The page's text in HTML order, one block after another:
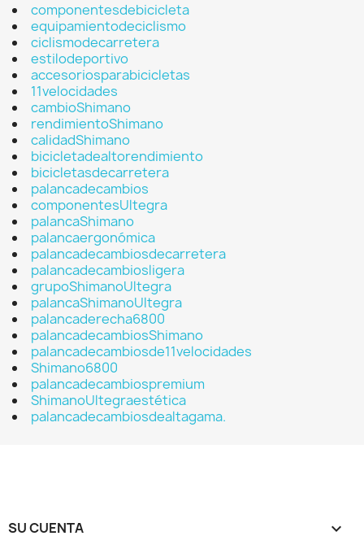
componentesdebicicleta
equipamientodeciclismo
ciclismodecarretera
estilodeportivo
accesoriosparabicicletas
11velocidades
cambioShimano
rendimientoShimano
calidadShimano
bicicletadealtorendimiento
bicicletasdecarretera
palancadecambios
componentesUltegra
palancaShimano
palancaergonómica
palancadecambiosdecarretera
palancadecambiosligera
grupoShimanoUltegra
palancaShimanoUltegra
palancaderecha6800
palancadecambiosShimano
palancadecambiosde11velocidades
Shimano6800
palancadecambiospremium
ShimanoUltegraestética
palancadecambiosdealtagama.
SU CUENTA 